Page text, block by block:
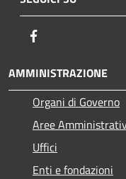
AMMINISTRAZIONE
Organi di Governo
Aree
Uffici
Enti e fondazioni